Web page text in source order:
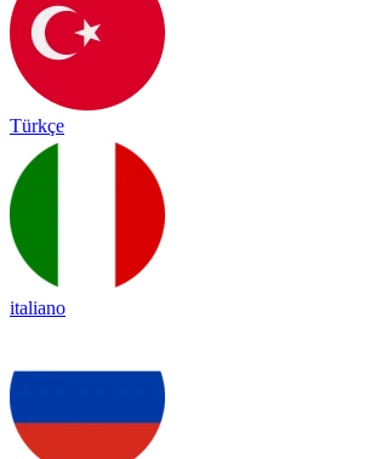
Türkçe
italiano